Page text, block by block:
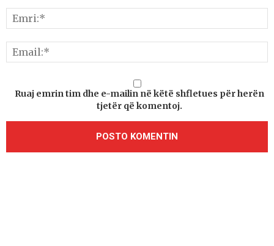
Ruaj emrin tim dhe e-mailin në këtë shfletues për herën
tjetër që komentoj.